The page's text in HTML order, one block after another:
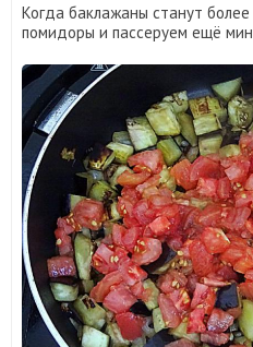
Когда баклажаны станут
помидоры и пассеруем ещё